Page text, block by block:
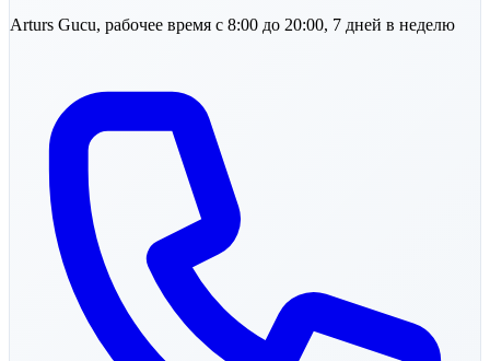
Arturs Gucu, рабочее время с 8:00 до 20:00, 7 дней в неделю